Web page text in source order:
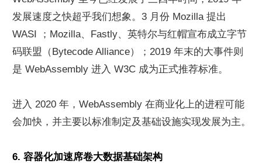
发展速度之快超乎我们想象。3 月份 Mozilla 提出
WASI ；Mozilla、Fastly、英特尔与红帽宣布成立字节
码联盟（Bytecode Alliance）；2019 年末的大事件则
是 WebAssembly 进入 W3C 成为正式推荐标准。
进入 2020 年，WebAssembly 在商业化上的进程可能
会加快，并主要以标准制定及基础设施实现发展为主。
6. 容器化加速席卷大数据基础架构